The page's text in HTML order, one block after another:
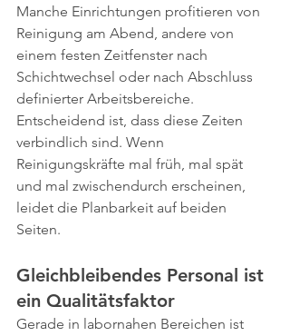
Manche Einrichtungen profitieren von
Reinigung am Abend, andere von
einem festen Zeitfenster nach
Schichtwechsel oder nach Abschluss
definierter Arbeitsbereiche.
Entscheidend ist, dass diese Zeiten
verbindlich sind. Wenn
Reinigungskräfte mal früh, mal spät
und mal zwischendurch erscheinen,
leidet die Planbarkeit auf beiden
Seiten.
Gleichbleibendes Personal ist
ein Qualitätsfaktor
Gerade in labornahen Bereichen ist